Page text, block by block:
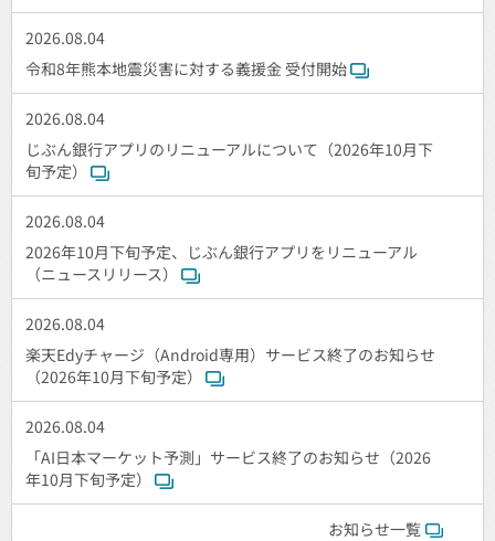
2026.08.04
令和8年熊本地震災害に対する義援金 受付開始
2026.08.04
じぶん銀行アプリのリニューアルについて（2026年10月下
旬予定）
2026.08.04
2026年10月下旬予定、じぶん銀行アプリをリニューアル
（ニュースリリース）
2026.08.04
楽天Edyチャージ（Android専用）サービス終了のお知らせ
（2026年10月下旬予定）
2026.08.04
「AI日本マーケット予測」サービス終了のお知らせ（2026
年10月下旬予定）
お知らせ一覧